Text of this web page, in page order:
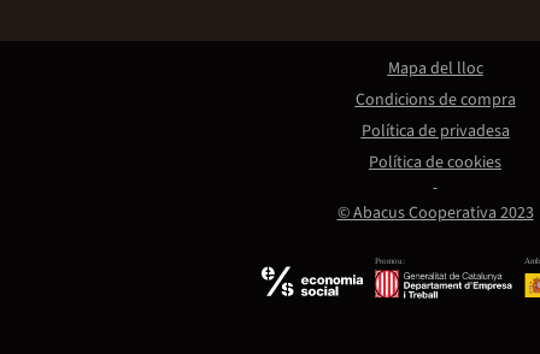
Promou:
© Abacus Cooperativa 2023
Mapa del lloc
Condicions de compra
Política de privadesa
Política de cookies